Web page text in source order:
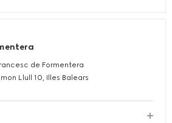
de Formentera
Llull 10, Illes Balears